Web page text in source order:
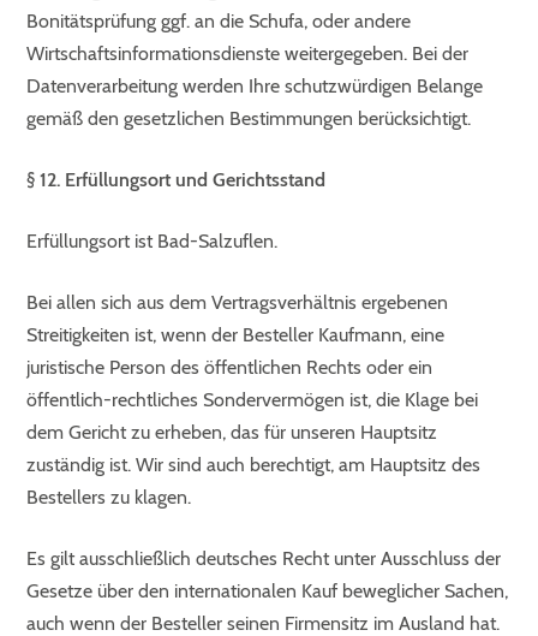
Bonitätsprüfung ggf. an die Schufa, oder andere
Wirtschaftsinformationsdienste weitergegeben. Bei der
Datenverarbeitung werden Ihre schutzwürdigen Belange
gemäß den gesetzlichen Bestimmungen berücksichtigt.
§ 12. Erfüllungsort und Gerichtsstand
Erfüllungsort ist Bad-Salzuflen.
Bei allen sich aus dem Vertragsverhältnis ergebenen
Streitigkeiten ist, wenn der Besteller Kaufmann, eine
juristische Person des öffentlichen Rechts oder ein
öffentlich-rechtliches Sondervermögen ist, die Klage bei
dem Gericht zu erheben, das für unseren Hauptsitz
zuständig ist. Wir sind auch berechtigt, am Hauptsitz des
Bestellers zu klagen.
Es gilt ausschließlich deutsches Recht unter Ausschluss der
Gesetze über den internationalen Kauf beweglicher Sachen,
auch wenn der Besteller seinen Firmensitz im Ausland hat.